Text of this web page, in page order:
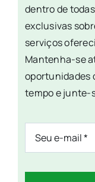
dentro de
exclusivas
serviços
Mantenha-se
oportunidades
tempo e junte-